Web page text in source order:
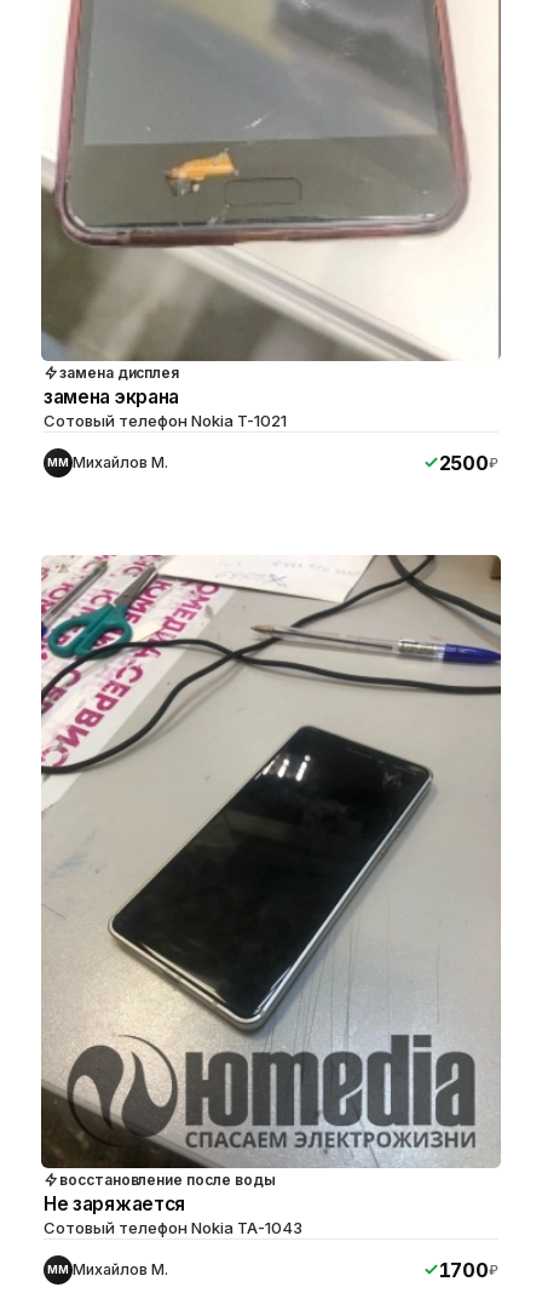
замена дисплея
замена экрана
Сотовый телефон Nokia T-1021
ММ Михайлов М. 2500₽
восстановление после воды
Не заряжается
Сотовый телефон Nokia TA-1043
ММ Михайлов М. 1700₽